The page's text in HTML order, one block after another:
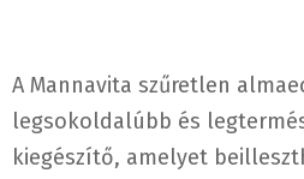
A Mannavita szűretlen
legsokoldalúbb és
kiegészítő, amelyet